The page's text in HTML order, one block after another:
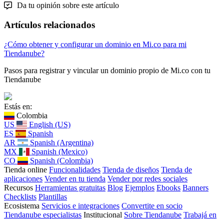
Da tu opinión sobre este artículo
Artículos relacionados
¿Cómo obtener y configurar un dominio en Mi.co para mi
Tiendanube?
Pasos para registrar y vincular un dominio propio de Mi.co con tu
Tiendanube
Estás en:
Colombia
US
English (US)
ES
Spanish
AR
Spanish (Argentina)
MX
Spanish (Mexico)
CO
Spanish (Colombia)
Tienda online Funcionalidades Tienda de diseños Tienda de
aplicaciones Vender en tu tienda Vender por redes sociales
Recursos Herramientas gratuitas Blog Ejemplos Ebooks Banners
Checklists Plantillas
Ecosistema Servicios e integraciones Convertite en socio
Tiendanube especialistas Institucional Sobre Tiendanube Trabajá en